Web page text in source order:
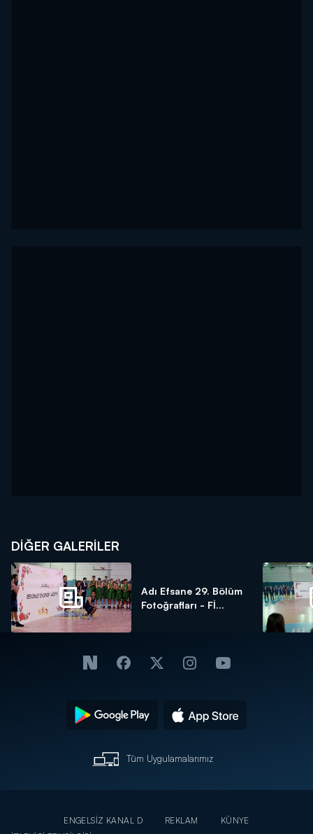
DİĞER GALERİLER
Adı Efsane 29. Bölüm
Fotoğrafları - Fİ...
Tüm Uygulamalarımız
ENGELSİZ KANAL D REKLAM
KÜNYE